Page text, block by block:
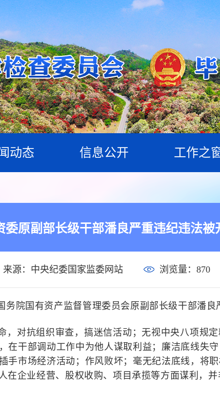
动态 信息公开 工作之
委原副部长级干部潘良严重违纪违法被
来源：中央纪委国家监委网站 浏览量： 870
务院国有资产监督管理委员会原副部长级干部潘良
，对抗组织审查，搞迷信活动；无视中央八项规
在干部调动工作中为他人谋取利益；廉洁底线失
手市场经济活动；作风败坏；毫无纪法底线，将
在企业经营、股权收购、项目承揽等方面谋利，并